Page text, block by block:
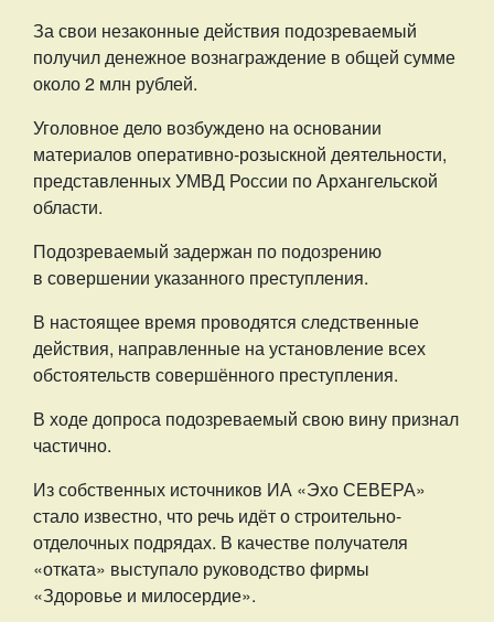
За свои незаконные действия подозреваемый
получил денежное вознаграждение в общей сумме
около 2 млн рублей.
Уголовное дело возбуждено на основании
материалов оперативно-розыскной деятельности,
представленных УМВД России по Архангельской
области.
Подозреваемый задержан по подозрению
в совершении указанного преступления.
В настоящее время проводятся следственные
действия, направленные на установление всех
обстоятельств совершённого преступления.
В ходе допроса подозреваемый свою вину признал
частично.
Из собственных источников ИА «Эхо СЕВЕРА»
стало известно, что речь идёт о строительно-
отделочных подрядах. В качестве получателя
«отката» выступало руководство фирмы
«Здоровье и милосердие».